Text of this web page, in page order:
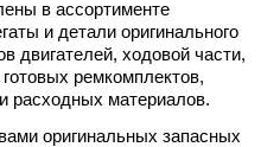
в ассортименте
и детали оригинального
двигателей, ходовой части,
ремкомплектов,
расходных материалов.
оригинальных запасных